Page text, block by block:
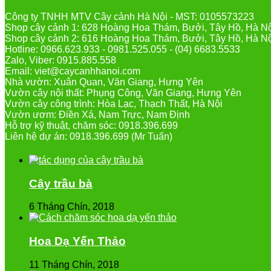
Công ty TNHH MTV Cây cảnh Hà Nội - MST: 0105573223
Shop cây cảnh 1: 628 Hoàng Hoa Thám, Bưởi, Tây Hồ, Hà
Shop cây cảnh 2: 616 Hoàng Hoa Thám, Bưởi, Tây Hồ, Hà
Hotline: 0966.623.933 - 0981.525.055 - (04) 6683.5533
Zalo, Viber: 0915.885.558
Email: viet@caycanhhanoi.com
Nhà vườn: Xuân Quan, Văn Giang, Hưng Yên
Vườn cây nội thất: Phụng Công, Văn Giang, Hưng Yên
Vườn cây công trình: Hòa Lạc, Thạch Thất, Hà Nội
Vườn ươm: Điền Xá, Nam Trực, Nam Định
Hỗ trợ kỹ thuật, chăm sóc: 0918.396.699
Liên hệ dự án: 0918.396.699 (Mr Tuấn)
Cây trầu bà
6 Tháng Chín, 2018
Hoa Dạ Yến Thảo
11 Tháng Chín, 2018